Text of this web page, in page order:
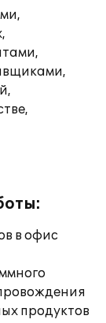
в офис
продуктов